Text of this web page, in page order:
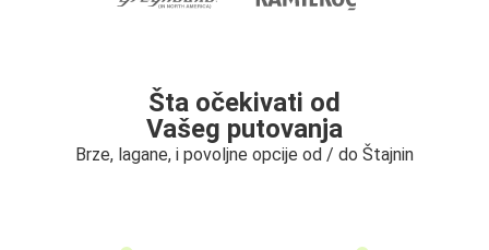
Šta očekivati od
Vašeg putovanja
Brze, lagane, i povoljne opcije od / do Štajnin